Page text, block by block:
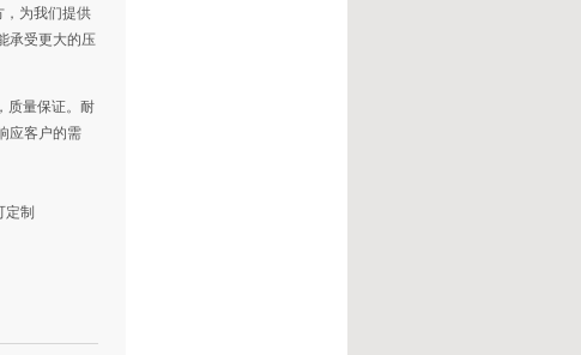
，为我们提供
承受更大的压
质量保证。耐
应客户的需
制